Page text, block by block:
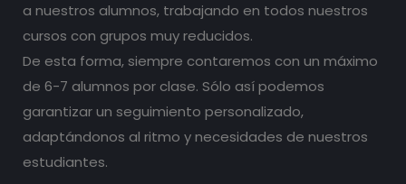
a nuestros alumnos, trabajando en todos nuestros
cursos con grupos muy reducidos.
De esta forma, siempre contaremos con un máximo
de 6-7 alumnos por clase. Sólo así podemos
garantizar un seguimiento personalizado,
adaptándonos al ritmo y necesidades de nuestros
estudiantes.